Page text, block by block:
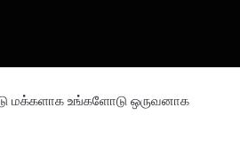
மக்களாக உங்களோடு ஒருவனாக